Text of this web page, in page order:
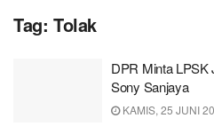
Tag: Tolak
DPR Minta LPSK
Sony Sanjaya
KAMIS, 25 JUNI